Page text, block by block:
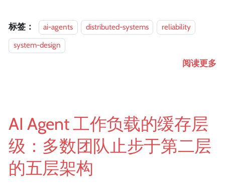
标签： ai-agents distributed-systems
reliability
system-design
阅读更多
AI Agent 工作负载的缓存层
级：多数团队止步于第二层
的五层架构